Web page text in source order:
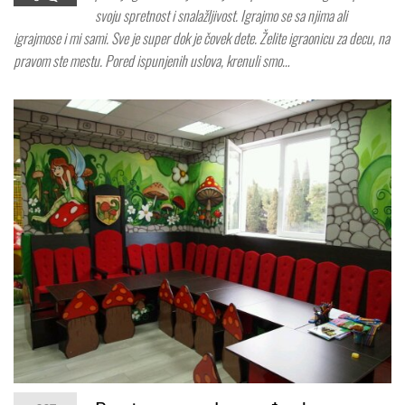
svoju spretnost i snalažljivost. Igrajmo se sa njima ali
igrajmose i mi sami. Sve je super dok je čovek dete. Želite igraonicu za decu, na
pravom ste mestu. Pored ispunjenih uslova, krenuli smo…